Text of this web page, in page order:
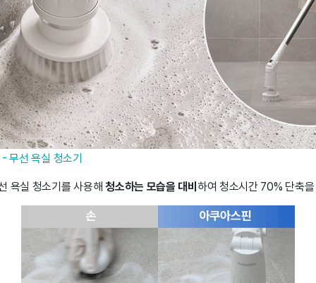
무선 욕실 청소기
욕실 청소기를 사용해청소하는 모습을 대비 하여 청소시간 70% 단축